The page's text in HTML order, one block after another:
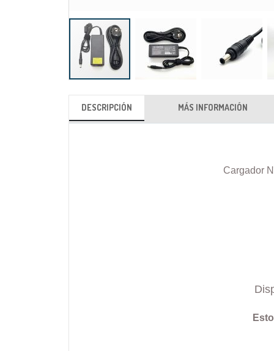
DESCRIPCIÓN
Cargador
MÁS INFORMACIÓN